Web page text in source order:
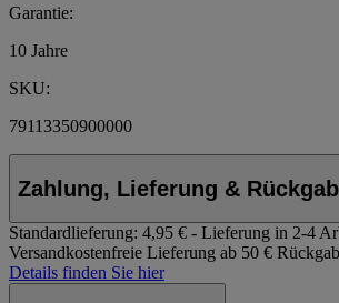
Garantie:
10 Jahre
SKU:
79113350900000
Zahlung, Lieferung &
Standardlieferung: 4,95 € - Lieferung in 2-4
Versandkostenfreie Lieferung ab 50 €
Details finden Sie hier